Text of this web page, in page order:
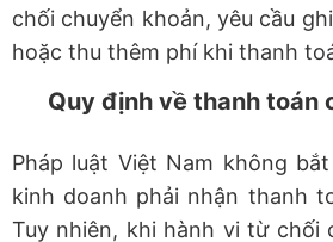
chối chuyển khoản, yêu cầu
hoặc thu thêm phí khi thanh
Quy định về thanh toán
Pháp luật Việt Nam không
kinh doanh phải nhận thanh
Tuy nhiên, khi hành vi từ chối